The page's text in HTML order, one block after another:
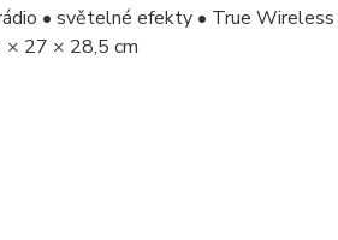
• světelné efekty • True
× 27 × 28,5 cm